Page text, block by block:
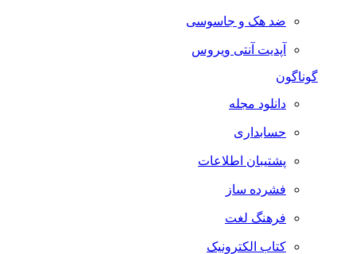
ضد هک و جاسوسی
آپدیت آنتی ویروس
گوناگون
دانلود مجله
حسابداری
پشتیبان اطلاعات
فشرده ساز
فرهنگ لغت
کتاب الکترونیک